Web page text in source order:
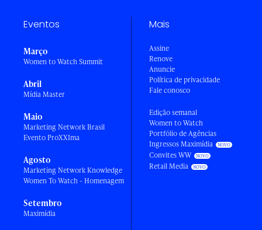
Eventos
Março
Women to Watch Summit
Abril
Mídia Master
Maio
Marketing Network Brasil
Evento ProXXIma
Agosto
Marketing Network Knowledge
Women To Watch - Homenagem
Setembro
Maximídia
Mais
Assine
Renove
Anuncie
Política de privacidade
Fale conosco
Edição semanal
Women to Watch
Portfólio de Agências
Ingressos Maximídia
Convites WW
Retail Media